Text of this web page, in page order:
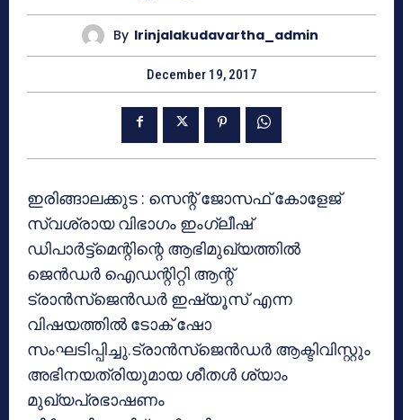
By Irinjalakudavartha_admin
December 19, 2017
ഇരിങ്ങാലക്കുട : സെന്റ് ജോസഫ് കോളേജ്
സ്വശ്രായ വിഭാഗം ഇംഗ്ലീഷ്
ഡിപാര്‍ട്ട്‌മെന്റിന്റെ ആഭിമുഖ്യത്തില്‍
ജെന്‍ഡര്‍ ഐഡന്റിറ്റി ആന്റ്
ട്രാന്‍സ്‌ജെന്‍ഡര്‍ ഇഷ്യൂസ് എന്ന
വിഷയത്തില്‍ ടോക് ഷോ
സംഘടിപ്പിച്ചു.ട്രാന്‍സ്‌ജെന്‍ഡര്‍ ആക്ടിവിസ്റ്റും
അഭിനയത്രിയുമായ ശീതള്‍ ശ്യാം
മുഖ്യപ്രഭാഷണം